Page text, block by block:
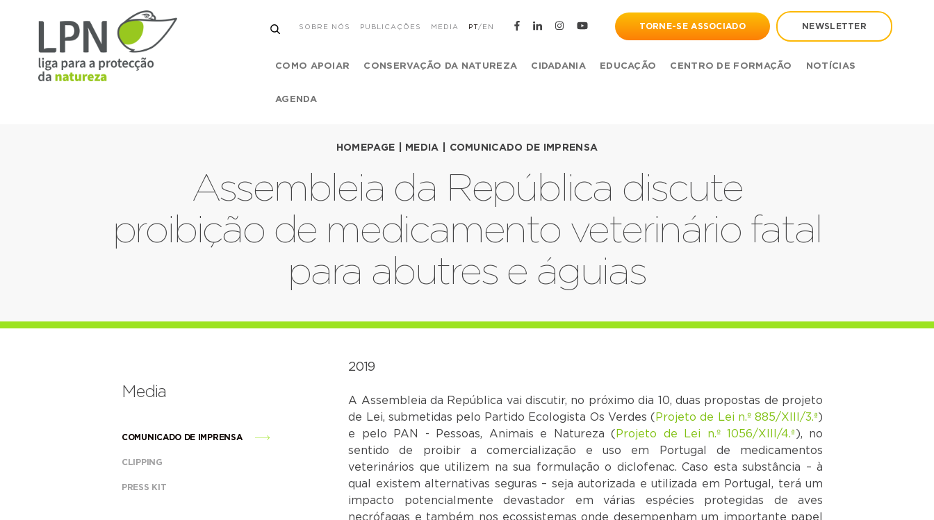
SOBRE NÓS PUBLICAÇÕES MEDIA PT/ EN TORNE-SE ASSOCIADO NEWSLETTER
COMO APOIAR CONSERVAÇÃO DA NATUREZA CIDADANIA EDUCAÇÃO CENTRO DE FORMAÇÃO NOTÍCIAS
AGENDA
HOMEPAGE MEDIA COMUNICADO DE IMPRENSA
Assembleia da República discute
proibição de medicamento veterinário fatal
para abutres e águias
Media
COMUNICADO DE IMPRENSA
CLIPPING
PRESS KIT
2019
A Assembleia da República vai discutir, no próximo dia 10, duas propostas de projeto
de Lei, submetidas pelo Partido Ecologista Os Verdes ( Projeto de Lei n.º 885/XIII/3.ª)
e pelo PAN - Pessoas, Animais e Natureza ( Projeto de Lei n.º 1056/XIII/4.ª), no
sentido de proibir a comercialização e uso em Portugal de medicamentos
veterinários que utilizem na sua formulação o diclofenac. Caso esta substância – à
qual existem alternativas seguras – seja autorizada e utilizada em Portugal, terá um
impacto potencialmente devastador em várias espécies protegidas de aves
necrófagas e também nos ecossistemas onde desempenham um importante papel